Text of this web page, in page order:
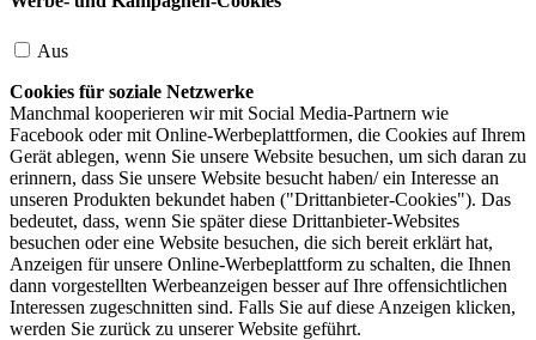
Aus
Cookies für soziale Netzwerke
Manchmal kooperieren wir mit Social Media-Partnern wie
Facebook oder mit Online-Werbeplattformen, die Cookies auf Ihrem
Gerät ablegen, wenn Sie unsere Website besuchen, um sich daran zu
erinnern, dass Sie unsere Website besucht haben/ ein Interesse an
unseren Produkten bekundet haben ("Drittanbieter-Cookies"). Das
bedeutet, dass, wenn Sie später diese Drittanbieter-Websites
besuchen oder eine Website besuchen, die sich bereit erklärt hat,
Anzeigen für unsere Online-Werbeplattform zu schalten, die Ihnen
dann vorgestellten Werbeanzeigen besser auf Ihre offensichtlichen
Interessen zugeschnitten sind. Falls Sie auf diese Anzeigen klicken,
werden Sie zurück zu unserer Website geführt.